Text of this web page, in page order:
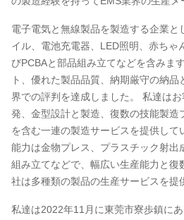
電子電気と無線製品を製造する企業と
イル、電池充電器、LED照明、赤ちゃ
びPCBAと部品組み立てなどを含みま
ト、優れた製品品質、納期厳守の納
界での評判を達成しました。 私達は
発、金型設計と製造、復数の技能製造
を含む一連の製造サービスを提供して
能力は金物プレス、プラスチック射出
組み立てなどで、幅広い生産能力と復
社は多種類の製品の生産サービスを提
私達は2022年11月に東莞市寮歩鎮に